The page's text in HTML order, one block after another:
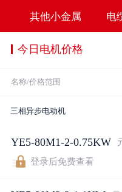
其他小金属 电
今日电机价格
名称/价格范围
三相异步电动机
YE5-80M1-2-0.75KW
登录后免费查看